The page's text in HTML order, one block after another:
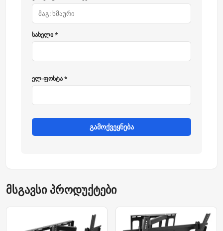
სახელი *
ელ-ფოსტა *
გამოქვეყნება
მსგავსი პროდუქტები